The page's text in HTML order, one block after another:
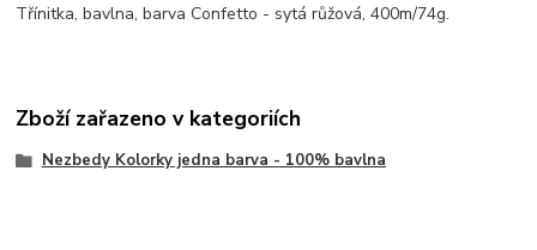
Třínitka, bavlna, barva Confetto - sytá růžová, 400m/74g.
Zboží zařazeno v kategoriích
Nezbedy Kolorky jedna barva - 100% bavlna